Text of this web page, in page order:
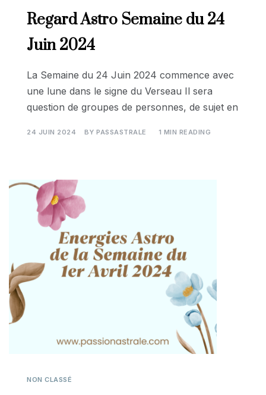
Regard Astro Semaine du 24
Juin 2024
La Semaine du 24 Juin 2024 commence avec
une lune dans le signe du Verseau Il sera
question de groupes de personnes, de sujet en
24 JUIN 2024 BY PASSASTRALE 1 MIN READING
NON CLASSÉ